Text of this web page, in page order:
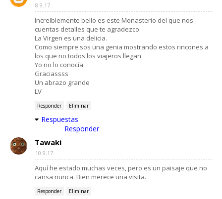
8.9.17
Increíblemente bello es este Monasterio del que nos
cuentas detalles que te agradezco.
La Virgen es una delicia.
Como siempre sos una genia mostrando estos rincones a
los que no todos los viajeros llegan.
Yo no lo conocía.
Graciassss
Un abrazo grande
LV
Responder Eliminar
Respuestas
Responder
Tawaki
10.9.17
Aquí he estado muchas veces, pero es un paisaje que no
cansa nunca. Bien merece una visita.
Responder Eliminar